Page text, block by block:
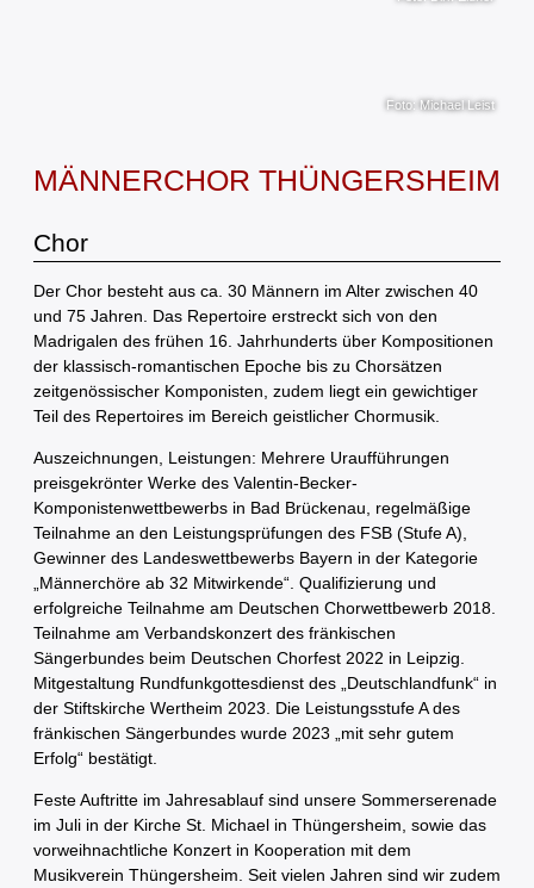
Foto: Michael Leist
MÄNNERCHOR THÜNGERSHEIM
Chor
Der Chor besteht aus ca. 30 Männern im Alter zwischen 40
und 75 Jahren. Das Repertoire erstreckt sich von den
Madrigalen des frühen 16. Jahrhunderts über Kompositionen
der klassisch-romantischen Epoche bis zu Chorsätzen
zeitgenössischer Komponisten, zudem liegt ein gewichtiger
Teil des Repertoires im Bereich geistlicher Chormusik.
Auszeichnungen, Leistungen: Mehrere Uraufführungen
preisgekrönter Werke des Valentin-Becker-
Komponistenwettbewerbs in Bad Brückenau, regelmäßige
Teilnahme an den Leistungsprüfungen des FSB (Stufe A),
Gewinner des Landeswettbewerbs Bayern in der Kategorie
„Männerchöre ab 32 Mitwirkende“. Qualifizierung und
erfolgreiche Teilnahme am Deutschen Chorwettbewerb 2018.
Teilnahme am Verbandskonzert des fränkischen
Sängerbundes beim Deutschen Chorfest 2022 in Leipzig.
Mitgestaltung Rundfunkgottesdienst des „Deutschlandfunk“ in
der Stiftskirche Wertheim 2023. Die Leistungsstufe A des
fränkischen Sängerbundes wurde 2023 „mit sehr gutem
Erfolg“ bestätigt.
Feste Auftritte im Jahresablauf sind unsere Sommerserenade
im Juli in der Kirche St. Michael in Thüngersheim, sowie das
vorweihnachtliche Konzert in Kooperation mit dem
Musikverein Thüngersheim. Seit vielen Jahren sind wir zudem